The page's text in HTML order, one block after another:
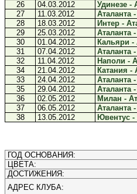
26
04.03.2012
Удинезе -
27
11.03.2012 Аталанта
28
18.03.2012
Интер -
29
25.03.2012 Аталанта
30
01.04.2012
Кальяри -
31
07.04.2012 Аталанта
32
11.04.2012 Наполи -
34
21.04.2012
Катания -
33
24.04.2012 Аталанта
35
29.04.2012 Аталанта
36
02.05.2012
Милан -
37
06.05.2012
Аталанта
38
13.05.2012 Ювентус -
ГОД ОСНОВАНИЯ:
ЦВЕТА:
ДОСТИЖЕНИЯ:
АДРЕС КЛУБА: